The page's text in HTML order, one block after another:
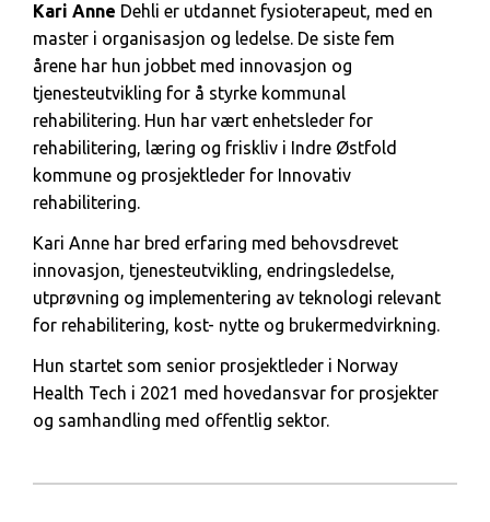
Kari Anne Dehli er utdannet fysioterapeut, med en
master i organisasjon og ledelse. De siste fem
årene har hun jobbet med innovasjon og
tjenesteutvikling for å styrke kommunal
rehabilitering. Hun har vært enhetsleder for
rehabilitering, læring og friskliv i Indre Østfold
kommune og prosjektleder for Innovativ
rehabilitering.
Kari Anne har bred erfaring med behovsdrevet
innovasjon, tjenesteutvikling, endringsledelse,
utprøvning og implementering av teknologi relevant
for rehabilitering, kost- nytte og brukermedvirkning.
Hun startet som senior prosjektleder i Norway
Health Tech i 2021 med hovedansvar for prosjekter
og samhandling med offentlig sektor.